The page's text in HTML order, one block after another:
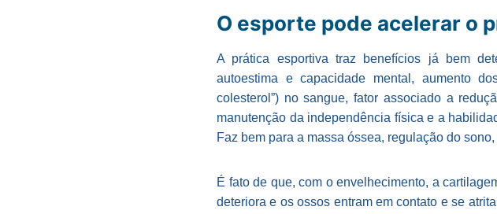
O esporte pode acelerar o
A prática esportiva traz benefícios já bem
autoestima e capacidade mental, aumento
colesterol”) no sangue, fator associado а
manutenção da independência física e a
Faz bem para a massa óssea, regulação do
É fato de que, com o envelhecimento, a
deteriora e os ossos entram em contato e se